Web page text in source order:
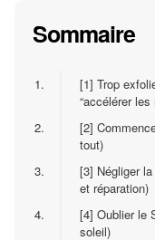
Sommaire
1.
[1] Trop
“accélérer les
2.
[2]
tout)
3.
[3] Négliger
et réparation)
4.
[4] Oublier le
soleil)